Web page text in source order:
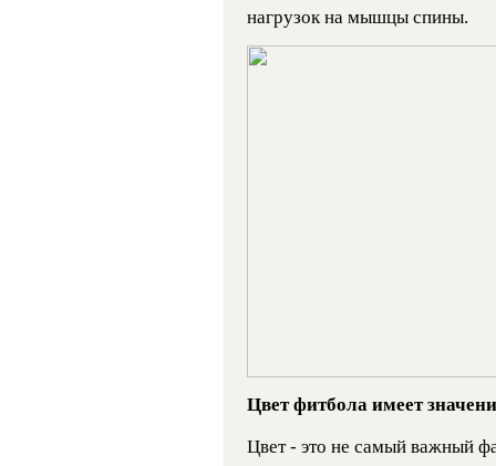
нагрузок на мышцы спины.
Цвет фитбола имеет
Цвет - это не самый важный